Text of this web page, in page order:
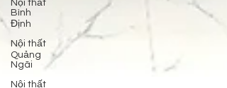
Nội thất
Bình
Định
Nội thất
Quảng
Ngãi
Nội thất